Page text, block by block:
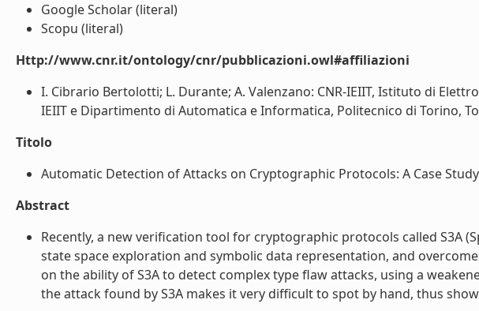
Google Scholar (literal)
Scopu (literal)
Http://www.cnr.it/ontology/cnr/pubblicazioni.owl#affiliazioni
I. Cibrario Bertolotti; L. Durante; A. Valenzano: CNR-IEIIT, Istituto di
IEIIT e Dipartimento di Automatica e Informatica, Politecnico di Torino,
Titolo
Automatic Detection of Attacks on Cryptographic Protocols: A Case
Abstract
Recently, a new verification tool for cryptographic protocols called S3A
state space exploration and symbolic data representation, and
on the ability of S3A to detect complex type flaw attacks, using a
the attack found by S3A makes it very difficult to spot by hand, thus